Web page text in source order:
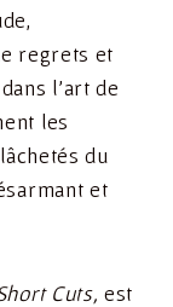
regrets et
l’art de
les
du
et
Cuts, est